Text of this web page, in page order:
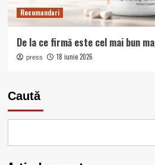
Recomandari
De la ce firmă este cel mai bun
press 18 iunie 2026
Caută